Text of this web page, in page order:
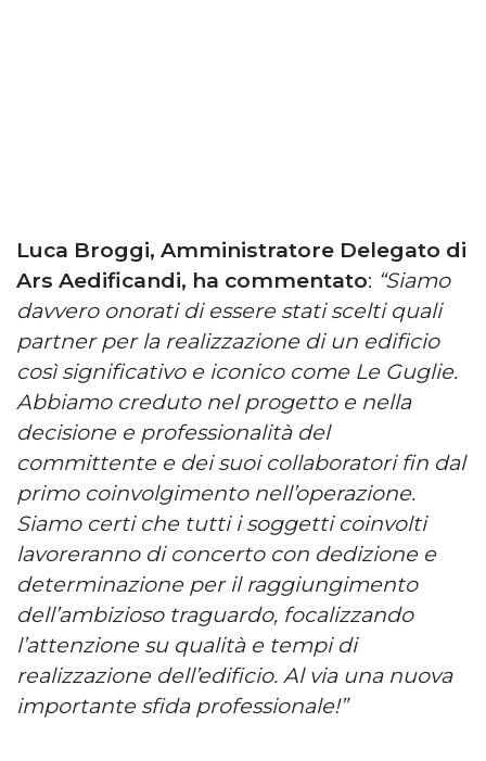
Luca Broggi, Amministratore Delegato di
Ars Aedificandi, ha commentato: “Siamo
davvero onorati di essere stati scelti quali
partner per la realizzazione di un edificio
così significativo e iconico come Le Guglie.
Abbiamo creduto nel progetto e nella
decisione e professionalità del
committente e dei suoi collaboratori fin dal
primo coinvolgimento nell’operazione.
Siamo certi che tutti i soggetti coinvolti
lavoreranno di concerto con dedizione e
determinazione per il raggiungimento
dell’ambizioso traguardo, focalizzando
l’attenzione su qualità e tempi di
realizzazione dell’edificio. Al via una nuova
importante sfida professionale!”